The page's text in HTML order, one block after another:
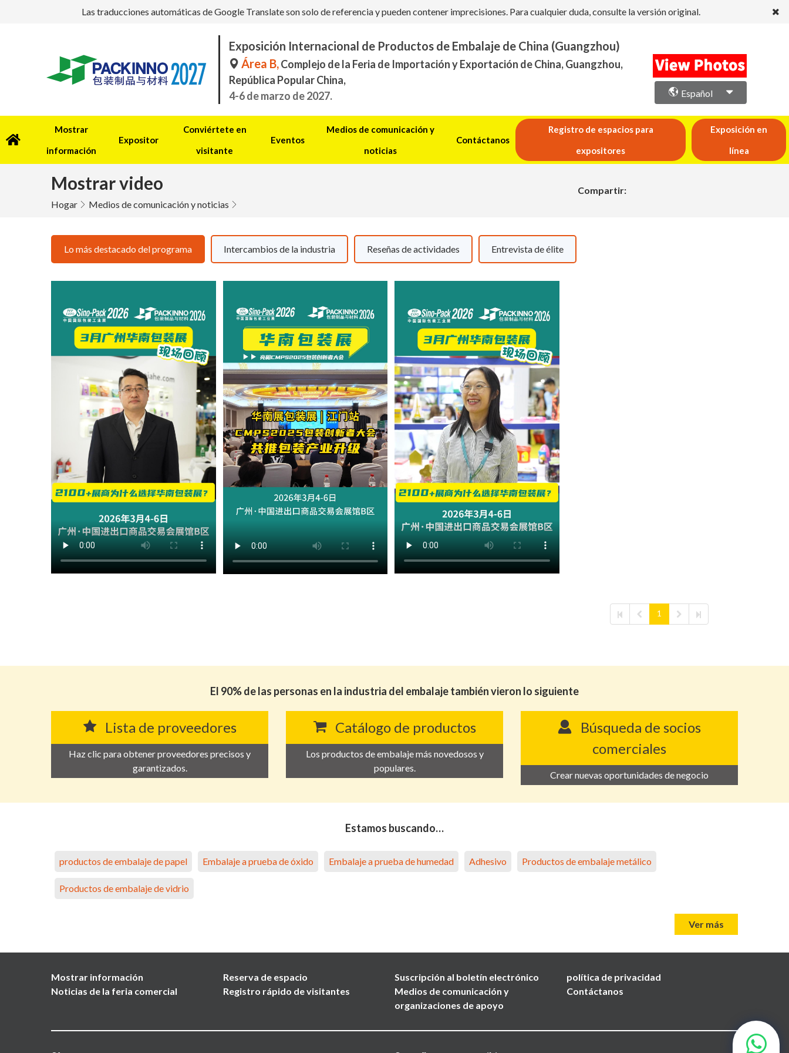
Las traducciones automáticas de Google Translate son solo de referencia y pueden contener imprecisiones. Para cualquier duda, consulte la versión original.
Exposición Internacional de Productos de Embalaje de China (Guangzhou)
Área B,Complejo de la Feria de Importación y Exportación de China, Guangzhou,
República Popular China,
4-6 de marzo de 2027.
Español
Mostrar
información
Expositor
Conviértete en
visitante
Eventos
Medios de comunicación y
noticias
Contáctanos
Registro de espacios para
expositores
Exposición en
línea
Mostrar video
Hogar Medios de comunicación y noticias
Compartir:
Lo más destacado del programa Intercambios de la industria Reseñas de actividades Entrevista de élite
1
El 90% de las personas en la industria del embalaje también vieron lo siguiente
Lista de proveedores
Haz clic para obtener proveedores precisos y
garantizados.
Catálogo de productos
Los productos de embalaje más novedosos y
populares.
Búsqueda de socios
comerciales
Crear nuevas oportunidades de negocio
Estamos buscando…
productos de embalaje de papel Embalaje a prueba de óxido Embalaje a prueba de humedad Adhesivo Productos de embalaje metálico
Productos de embalaje de vidrio
Ver más
Mostrar información
Noticias de la feria comercial
Reserva de espacio
Registro rápido de visitantes
Suscripción al boletín electrónico
Medios de comunicación y
organizaciones de apoyo
política de privacidad
Contáctanos